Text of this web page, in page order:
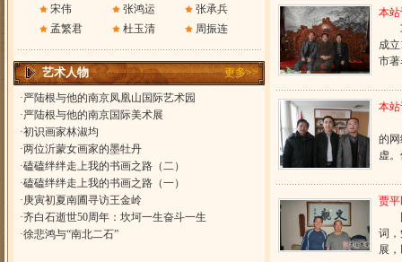
宋伟
张鸿运
张承兵
孟繁君
杜玉清 周振连
艺术人物
更多>>
·严陆根与他的南京凤凰山国际艺术园
·严陆根与他的南京国际美术展
·初识画家林淑均
·两位沂蒙女画家的墨牡丹
·磕磕绊绊走上我的书画之路（二）
·磕磕绊绊走上我的书画之路（一）
·庚寅初夏南圃寻访王金岭
·齐白石逝世50周年：坎坷一生奋斗一生
·徐悲鸿与“南北二石”
本
成
市
本
的
虚
贾
词
展